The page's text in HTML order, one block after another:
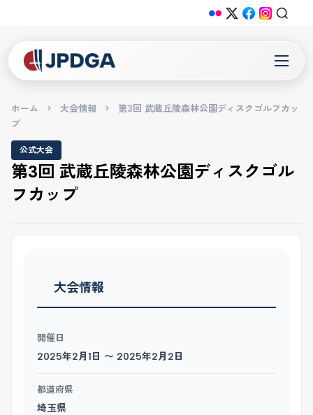
ホーム > 大会情報 >
第3回 武蔵丘陵森林公園ディスクゴルフカッ
プ
公式大会
第3回 武蔵丘陵森林公園ディスクゴル
フカップ
大会情報
開催日
2025年2月1日 〜 2025年2月2日
都道府県
埼玉県